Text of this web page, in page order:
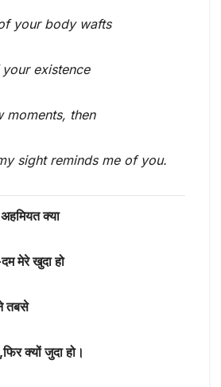
your body wafts
existence
then
sight reminds me of you.
क्या
मेरे खुदा हो
तबसे
क्यों जुदा हो।